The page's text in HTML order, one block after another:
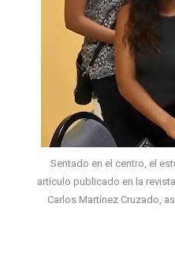
Sentado en el centro, el
artículo publicado en la
Carlos Martínez Cruzado,